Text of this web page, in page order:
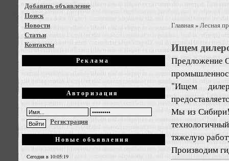
Добавить объявление
Поиск
Новости
Статьи
Контакты
Реклама
Авторизация
Регистрация
Новые объявления
Сегодня в 10:05:19
Главная»Лесная
Ищем
Предложение
"Ищем
Мы из Сибири!
тяжелую
Производим